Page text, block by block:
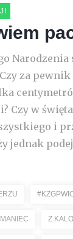
Narodzenia
za
Czy w
i
jednak
Z